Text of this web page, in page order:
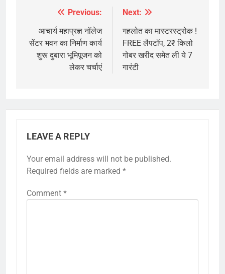
navigation
Previous:
आचार्य महाप्रज्ञ नॉलेज
सेंटर भवन का निर्माण कार्य
शुरू दुबारा भूमिपूजन को
लेकर चर्चाएं
Next:
गहलोत का मास्टरस्ट्रोक !
FREE लैपटॉप, 2₹ किलो
गोबर खरीद समेत ली ये 7
गारंटी
LEAVE A REPLY
Your email address will not be published.
Required fields are marked *
Comment *